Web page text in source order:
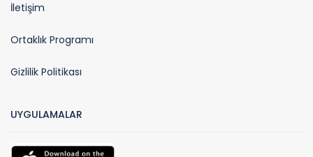
İletişim
Ortaklık Programı
Gizlilik Politikası
UYGULAMALAR